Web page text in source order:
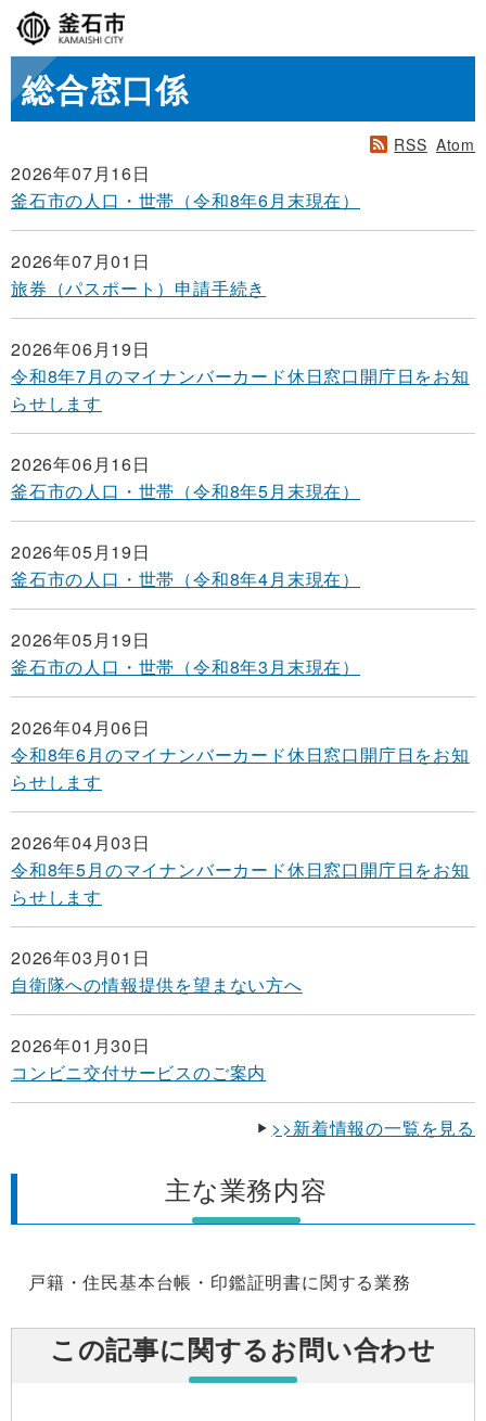
総合窓口係
RSS Atom
2026年07月16日
釜石市の人口・世帯（令和8年6月末現在）
2026年07月01日
旅券（パスポート）申請手続き
2026年06月19日
令和8年7月のマイナンバーカード休日窓口開庁日をお知
らせします
2026年06月16日
釜石市の人口・世帯（令和8年5月末現在）
2026年05月19日
釜石市の人口・世帯（令和8年4月末現在）
2026年05月19日
釜石市の人口・世帯（令和8年3月末現在）
2026年04月06日
令和8年6月のマイナンバーカード休日窓口開庁日をお知
らせします
2026年04月03日
令和8年5月のマイナンバーカード休日窓口開庁日をお知
らせします
2026年03月01日
自衛隊への情報提供を望まない方へ
2026年01月30日
コンビニ交付サービスのご案内
>>新着情報の一覧を見る
主な業務内容
戸籍・住民基本台帳・印鑑証明書に関する業務
この記事に関するお問い合わせ